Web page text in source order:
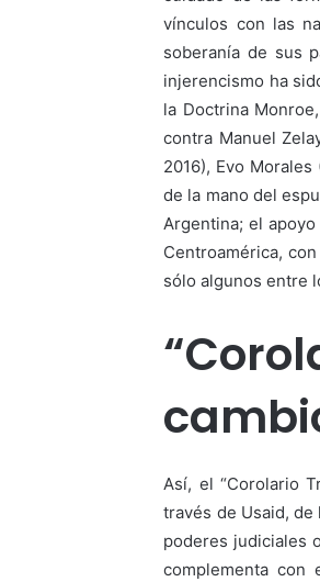
vínculos con las
soberanía de sus
injerencismo ha
la Doctrina
contra Manuel
2016), Evo
de la mano del
Argentina; el
Centroamérica,
sólo algunos entre
Así, el “Corolario
través de Usaid,
poderes judiciales
complementa con